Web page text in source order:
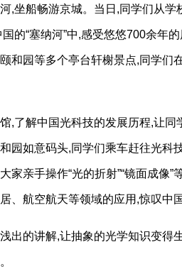
,坐船畅游京城。当日,同学们从
的“塞纳河”中,感受悠悠700余年
和园等多个亭台轩榭景点,同学们
,了解中国光科技的发展历程,让同
园如意码头,同学们乘车赶往光科
家亲手操作“光的折射”“镜面成像
、航空航天等领域的应用,惊叹中
出的讲解,让抽象的光学知识变得